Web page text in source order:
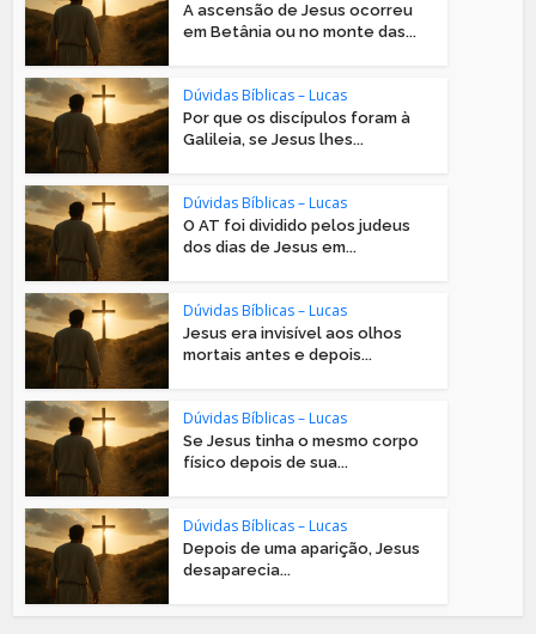
A ascensão de Jesus ocorreu
em Betânia ou no monte das...
Dúvidas Bíblicas – Lucas
Por que os discípulos foram à
Galileia, se Jesus lhes...
Dúvidas Bíblicas – Lucas
O AT foi dividido pelos judeus
dos dias de Jesus em...
Dúvidas Bíblicas – Lucas
Jesus era invisível aos olhos
mortais antes e depois...
Dúvidas Bíblicas – Lucas
Se Jesus tinha o mesmo corpo
físico depois de sua...
Dúvidas Bíblicas – Lucas
Depois de uma aparição, Jesus
desaparecia...